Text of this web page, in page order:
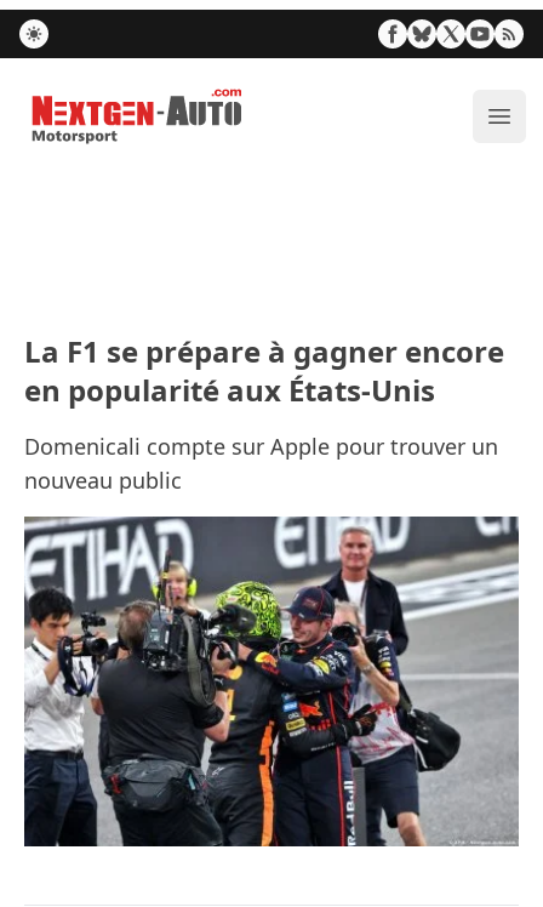
Nextgen-Auto.com
La F1 se prépare à gagner encore
en popularité aux États-Unis
Domenicali compte sur Apple pour trouver un
nouveau public